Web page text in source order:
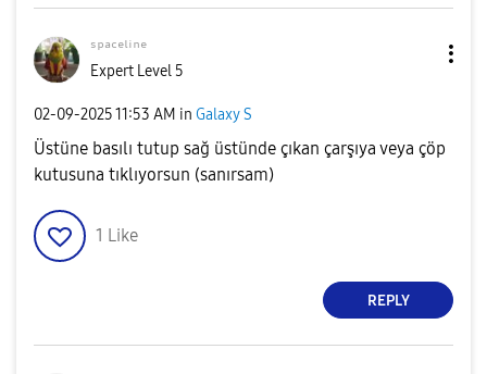
ˢᵖᵃᶜᵉˡⁱⁿᵉ
Expert Level 5
‎02-09-202511:53 AM in Galaxy S
Üstüne basılı tutup sağ üstünde çıkan çarşıya veya çöp
kutusuna tıklıyorsun (sanırsam)
1 Like
REPLY